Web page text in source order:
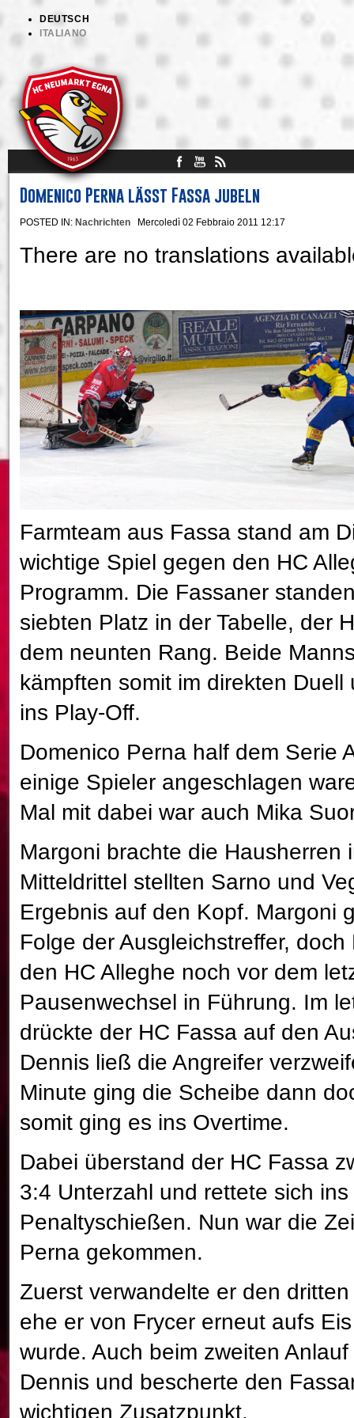
DEUTSCH
ITALIANO
Domenico Perna lässt Fassa jubeln
POSTED IN: Nachrichten Mercoledì 02 Febbraio 2011 12:17
There are no translations
Farmteam aus Fassa stand am
wichtige Spiel gegen den HC
Programm. Die Fassaner
siebten Platz in der Tabelle, der
dem neunten Rang. Beide
kämpften somit im direkten Duell
ins Play-Off.
Domenico Perna half dem Serie
einige Spieler angeschlagen
Mal mit dabei war auch Mika
Margoni brachte die Hausherren
Mitteldrittel stellten Sarno und
Ergebnis auf den Kopf. Margoni
Folge der Ausgleichstreffer, doch
den HC Alleghe noch vor dem
Pausenwechsel in Führung. Im
drückte der HC Fassa auf den
Dennis ließ die Angreifer
Minute ging die Scheibe dann
somit ging es ins Overtime.
Dabei überstand der HC Fassa
3:4 Unterzahl und rettete sich ins
Penaltyschießen. Nun war die
Perna gekommen.
Zuerst verwandelte er den
ehe er von Frycer erneut aufs
wurde. Auch beim zweiten
Dennis und bescherte den
wichtigen Zusatzpunkt.